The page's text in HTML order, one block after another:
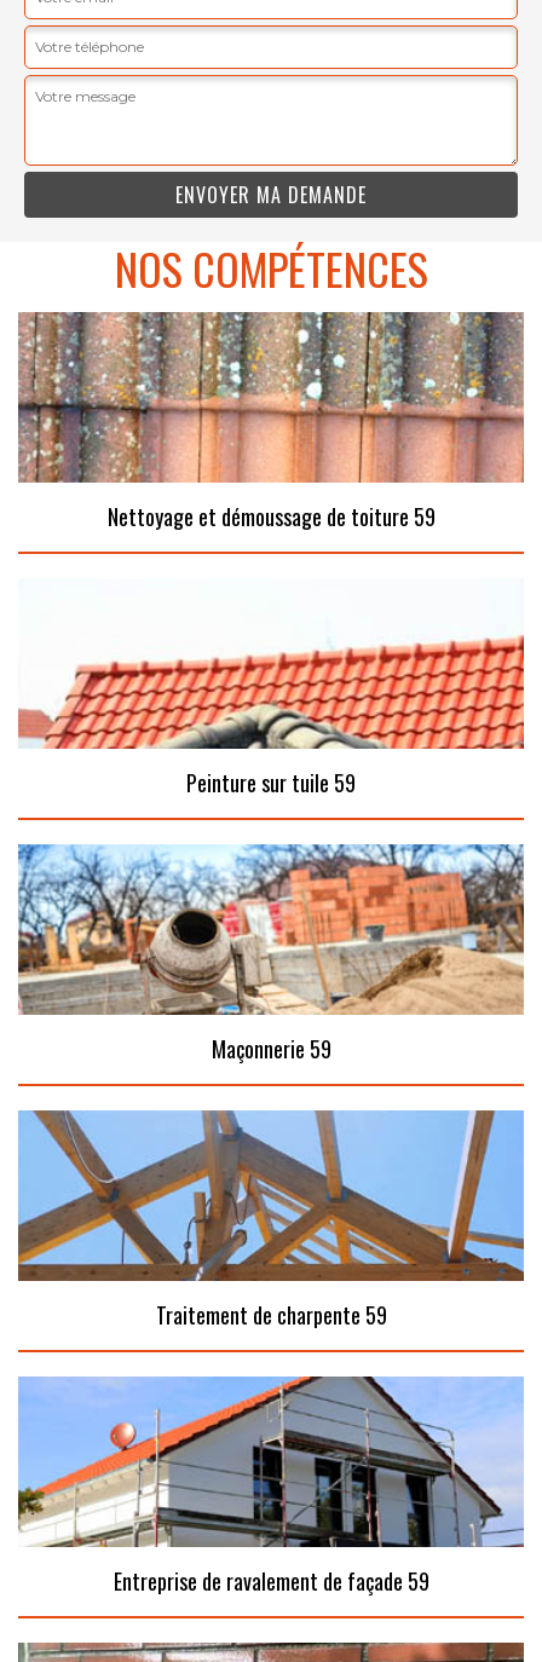
NOS COMPÉTENCES
Nettoyage et démoussage de toiture 59
Peinture sur tuile 59
Maçonnerie 59
Traitement de charpente 59
Entreprise de ravalement de façade 59